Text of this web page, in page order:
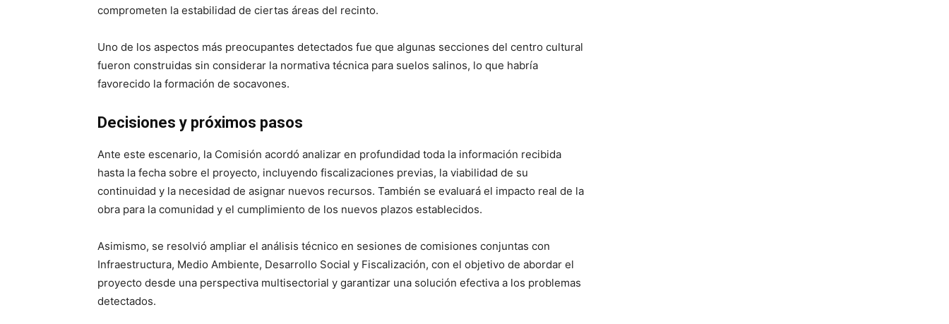
comprometen la estabilidad de ciertas áreas del recinto.
Uno de los aspectos más preocupantes detectados fue que algunas secciones del centro cultural
fueron construidas sin considerar la normativa técnica para suelos salinos, lo que habría
favorecido la formación de socavones.
Decisiones y próximos pasos
Ante este escenario, la Comisión acordó analizar en profundidad toda la información recibida
hasta la fecha sobre el proyecto, incluyendo fiscalizaciones previas, la viabilidad de su
continuidad y la necesidad de asignar nuevos recursos. También se evaluará el impacto real de la
obra para la comunidad y el cumplimiento de los nuevos plazos establecidos.
Asimismo, se resolvió ampliar el análisis técnico en sesiones de comisiones conjuntas con
Infraestructura, Medio Ambiente, Desarrollo Social y Fiscalización, con el objetivo de abordar el
proyecto desde una perspectiva multisectorial y garantizar una solución efectiva a los problemas
detectados.